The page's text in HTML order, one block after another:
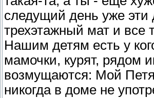
следущий день уже эти
трехэтажный мат и все
Нашим детям есть у
мамочки, курят, рядом
возмущаются: Мой
никогда в доме не